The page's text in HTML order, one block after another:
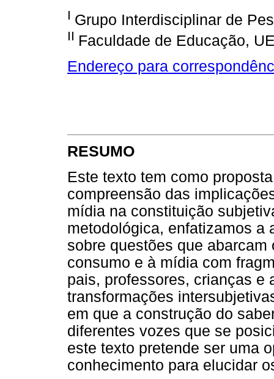
I Grupo Interdisciplinar de
II Faculdade de Educação,
Endereço para
RESUMO
Este texto tem como
compreensão das
mídia na constituição
metodológica, enfatizamos a
sobre questões que
consumo e à mídia com
pais, professores, crianças e
transformações
em que a construção do
diferentes vozes que se
este texto pretende ser uma
conhecimento para elucidar